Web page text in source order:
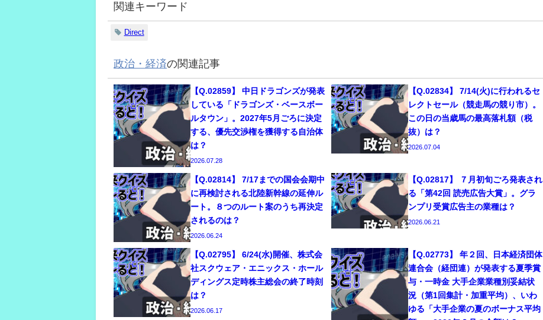
関連キーワード
Direct
政治・経済の関連記事
【Q.02859】 中日ドラゴンズが発表
している「ドラゴンズ・ベースボー
ルタウン」。2027年5月ごろに決定
する、優先交渉権を獲得する自治体
は？
2026.07.28
【Q.02834】 7/14(火)に行われるセ
レクトセール（競走馬の競り市）。
この日の当歳馬の最高落札額（税
抜）は？
2026.07.04
【Q.02814】 7/17までの国会会期中
に再検討される北陸新幹線の延伸ル
ート。８つのルート案のうち再決定
されるのは？
2026.06.24
【Q.02817】 ７月初旬ごろ発表され
る「第42回 読売広告大賞」。グラ
ンプリ受賞広告主の業種は？
2026.06.21
【Q.02795】 6/24(水)開催、株式会
社スクウェア・エニックス・ホール
ディングス定時株主総会の終了時刻
は？
2026.06.17
【Q.02773】 年２回、日本経済団体
連合会（経団連）が発表する夏季賞
与・一時金 大手企業業種別妥結状
況（第1回集計・加重平均）、いわ
ゆる「大手企業の夏のボーナス平均